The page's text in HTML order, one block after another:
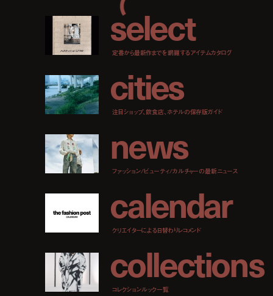
select
定番から最新作までを網羅するアイテムカタログ
cities
注目ショップ、飲食店、ホテルの保存版ガイド
news
ファッション/ビューティ/カルチャーの最新ニュース
calendar
クリエイターによる日替わりレコメンド
collections
コレクションルック一覧